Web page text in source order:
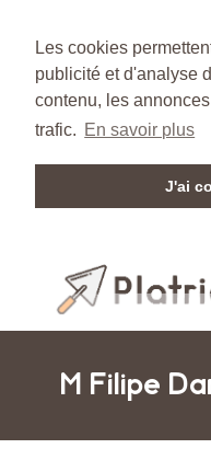
Les cookies
publicité et d'analyse
contenu, les
trafic. En savoir plus
J'ai
M Filipe